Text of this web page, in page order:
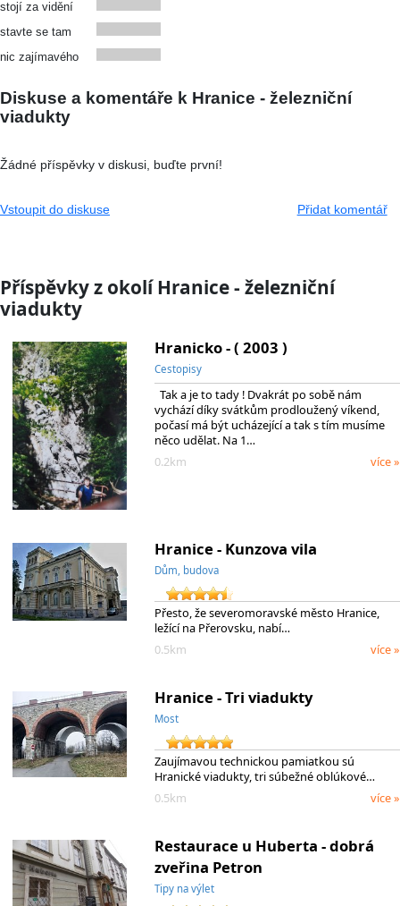
stojí za vidění
stavte se tam
nic zajímavého
Diskuse a komentáře k Hranice - železniční
viadukty
Žádné příspěvky v diskusi, buďte první!
Vstoupit do diskuse Přidat komentář
Příspěvky z okolí Hranice - železniční
viadukty
Hranicko - ( 2003 )
Cestopisy
Tak a je to tady ! Dvakrát po sobě nám
vychází díky svátkům prodloužený víkend,
počasí má být ucházející a tak s tím musíme
něco udělat. Na 1…
0.2km
více »
Hranice - Kunzova vila
Dům, budova
Přesto, že severomoravské město Hranice,
ležící na Přerovsku, nabí…
0.5km
více »
Hranice - Tri viadukty
Most
Zaujímavou technickou pamiatkou sú
Hranické viadukty, tri súbežné oblúkové…
0.5km
více »
Restaurace u Huberta - dobrá
zveřina Petron
Tipy na výlet